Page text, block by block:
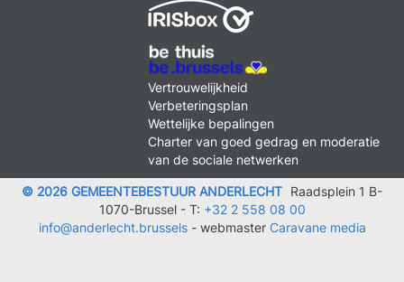
MENU
FOOTER
LEGAL
Vertrouwelijkheid
Verbeteringsplan
Wettelijke bepalingen
Charter van goed gedrag en moderatie
van de sociale netwerken
© 2026 GEMEENTEBESTUUR ANDERLECHT Raadsplein 1 B-
1070-Brussel - T: +32 2 558 08 00
info@anderlecht.brussels- webmaster Caravane media